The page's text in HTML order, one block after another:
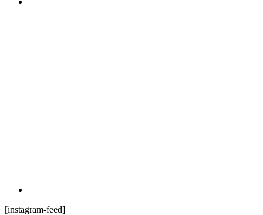
[instagram-feed]